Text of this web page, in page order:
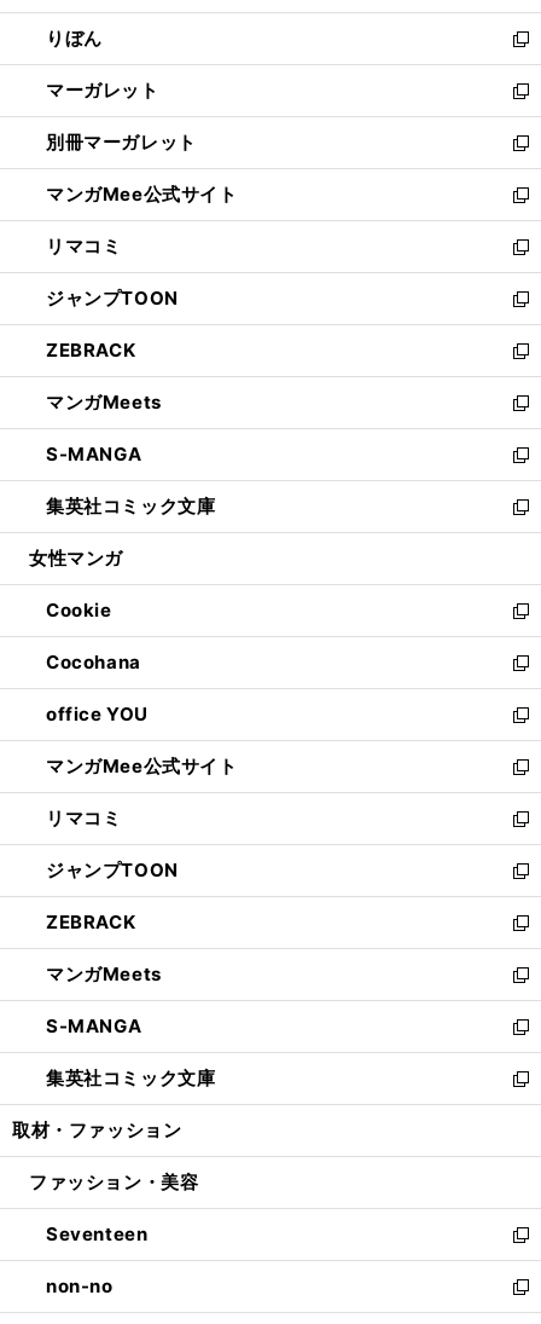
開
く
ウ
で
開
く
ン
ド
ウ
で
開
く
ウ
ィ
ン
ド
ウ
で
開
く
りぼん
新
し
い
ウ
ィ
ン
ド
ウ
で
開
く
マーガレット
新
し
い
ウ
ィ
ン
ド
ウ
で
開
く
別冊マーガレット
新
し
い
ウ
ィ
ン
ド
ウ
で
開
く
マンガMee公式サイト
新
し
い
ウ
ィ
ン
ド
ウ
で
開
く
リマコミ
新
し
い
ウ
ィ
ン
ド
ウ
で
開
く
ジャンプTOON
新
し
い
ウ
ィ
ン
ド
ウ
で
開
ZEBRACK
新
し
い
ウ
ィ
ン
ド
ウ
開
く
マンガMeets
新
し
い
ウ
ィ
ン
ウ
で
開
く
S-MANGA
新
し
い
ウ
ン
ド
ウ
で
開
く
集英社コミック文庫
新
し
ウ
ィ
ン
ド
ウ
で
開
く
女性マンガ
Cookie
新
し
い
ウ
ィ
ン
ド
ウ
で
開
く
Cocohana
新
し
い
ウ
ィ
ン
ド
ウ
で
開
く
office YOU
新
し
い
ウ
ィ
ン
ド
ウ
で
開
く
マンガMee公式サイト
新
し
い
ウ
ィ
ン
ド
ウ
で
開
く
リマコミ
新
し
い
ウ
ィ
ン
ド
ウ
で
開
く
ジャンプTOON
新
し
い
ウ
ィ
ン
ド
ウ
で
開
ZEBRACK
新
し
い
ウ
ィ
ン
ド
ウ
開
マンガMeets
新
し
い
ウ
ィ
ン
ウ
開
く
S-MANGA
新
し
い
ウ
ン
ウ
で
開
く
集英社コミック文庫
新
し
ウ
ン
ド
ウ
で
開
取材・ファッション
ファッション・美容
Seventeen
新
し
い
ウ
non-no
新
し